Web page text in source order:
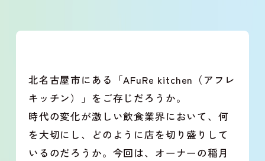
北名古屋市にある「AFuRe kitchen（アフレ
キッチン）」をご存じだろうか。
時代の変化が激しい飲食業界において、何
を大切にし、どのように店を切り盛りして
いるのだろうか。今回は、オーナーの稲月